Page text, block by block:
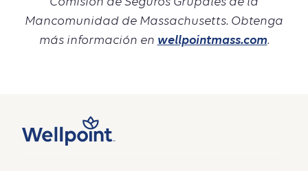
Mancomunidad de Massachusetts. Obtenga
más información en wellpointmass.com.